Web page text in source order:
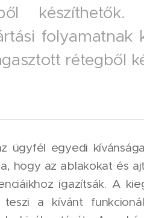
folyamatnak
rétegből
ügyfél egyedi
hogy az ablakokat és
igazítsák. A
a kívánt